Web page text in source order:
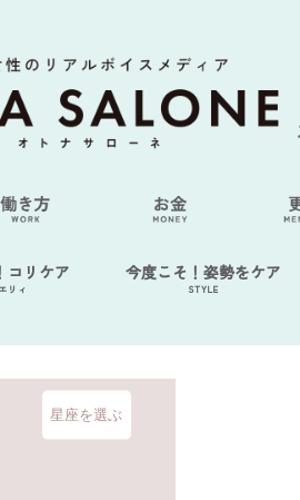
コリケア
リィ
今度こそ！姿勢をケア
STYLE
星座を選ぶ